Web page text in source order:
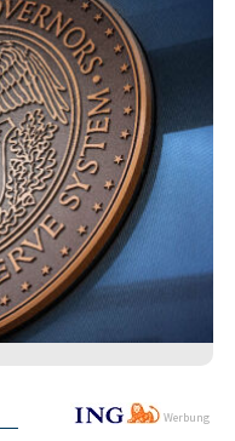
Werbung